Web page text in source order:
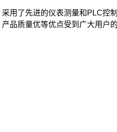
用了先进的仪表测量和PLC控
品质量优等优点受到广大用户的